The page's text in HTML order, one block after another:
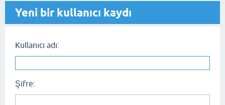
Yeni bir kullanıcı kaydı
Kullanıcı adı:
Şifre: